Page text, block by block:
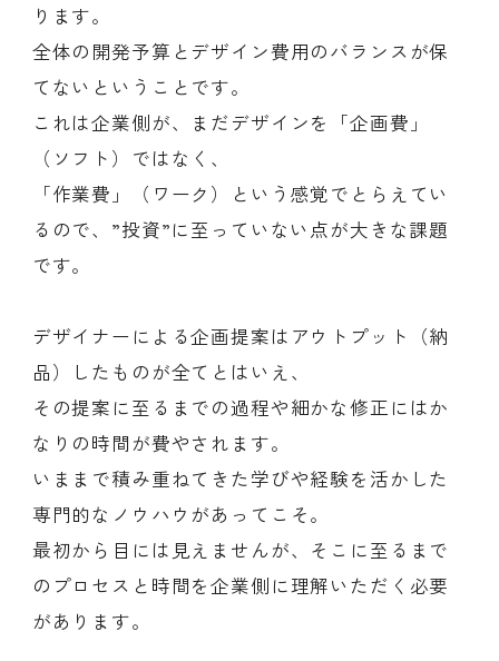
ります。
全体の開発予算とデザイン費用のバランスが保
てないということです。
これは企業側が、まだデザインを「企画費」
（ソフト）ではなく、
「作業費」（ワーク）という感覚でとらえてい
るので、”投資”に至っていない点が大きな課題
です。
デザイナーによる企画提案はアウトプット（納
品）したものが全てとはいえ、
その提案に至るまでの過程や細かな修正にはか
なりの時間が費やされます。
いままで積み重ねてきた学びや経験を活かした
専門的なノウハウがあってこそ。
最初から目には見えませんが、そこに至るまで
のプロセスと時間を企業側に理解いただく必要
があります。